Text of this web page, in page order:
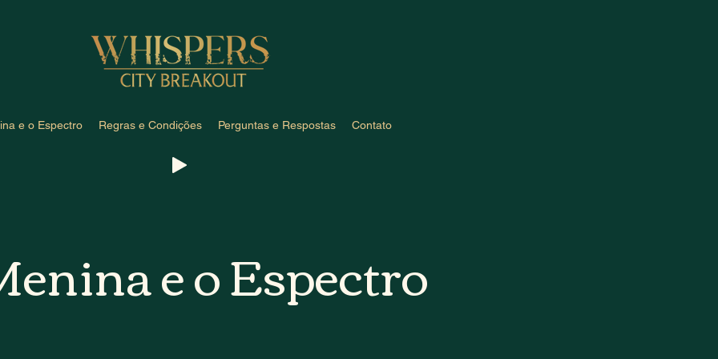
e o Espectro Regras e Condições Perguntas e Respostas Contato
e o Espectro